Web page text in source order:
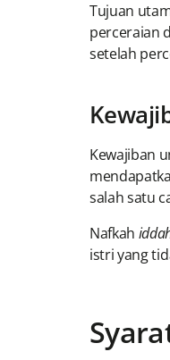
Tujuan
perceraian
setelah
Kewajiban
salah satu
Nafkah
istri yang